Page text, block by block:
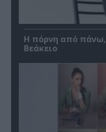
Η πόρνη από πάνω,
Βεάκειο